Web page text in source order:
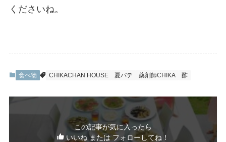
くださいね。
食べ物 CHIKACHAN HOUSE 夏バテ 薬剤師CHIKA 酢
この記事が気に入ったら
いいね または フォローしてね！